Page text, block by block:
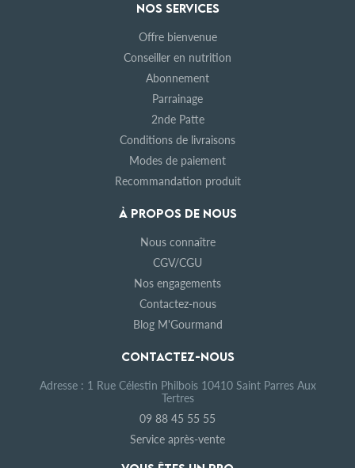
NOS SERVICES
Offre bienvenue
Conseiller en nutrition
Abonnement
Parrainage
2nde Patte
Conditions de livraisons
Modes de paiement
Recommandation produit
À PROPOS DE NOUS
Nous connaître
CGV/CGU
Nos engagements
Contactez-nous
Blog M'Gourmand
CONTACTEZ-NOUS
Adresse : 1 Rue Célestin Philbois 10410 Saint Parres Aux
Tertres
09 88 45 55 55
Service après-vente